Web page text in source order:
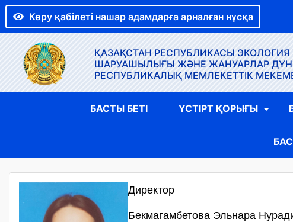
Көру қабілеті нашар адамдарға арналған нұсқа
ҚАЗАҚСТАН РЕСПУБЛИКАСЫ ЭКОЛОГИЯ
ШАРУАШЫЛЫҒЫ ЖӘНЕ ЖАНУАРЛАР
РЕСПУБЛИКАЛЫҚ МЕМЛЕКЕТТІК
БАСТЫ БЕТІ ҮСТІРТ ҚОРЫҒЫ
Директор
Бекмагамбетова Эльнара